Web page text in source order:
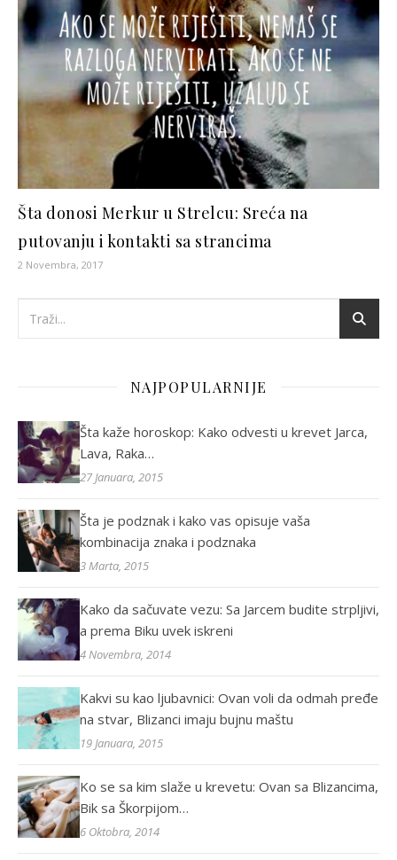
Šta donosi Merkur u Strelcu: Sreća na
putovanju i kontakti sa strancima
2 Novembra, 2017
NAJPOPULARNIJE
Šta kaže horoskop: Kako odvesti u krevet Jarca,
Lava, Raka…
27 Januara, 2015
Šta je podznak i kako vas opisuje vaša
kombinacija znaka i podznaka
3 Marta, 2015
Kako da sačuvate vezu: Sa Jarcem budite strpljivi,
a prema Biku uvek iskreni
4 Novembra, 2014
Kakvi su kao ljubavnici: Ovan voli da odmah pređe
na stvar, Blizanci imaju bujnu maštu
19 Januara, 2015
Ko se sa kim slaže u krevetu: Ovan sa Blizancima,
Bik sa Škorpijom…
6 Oktobra, 2014